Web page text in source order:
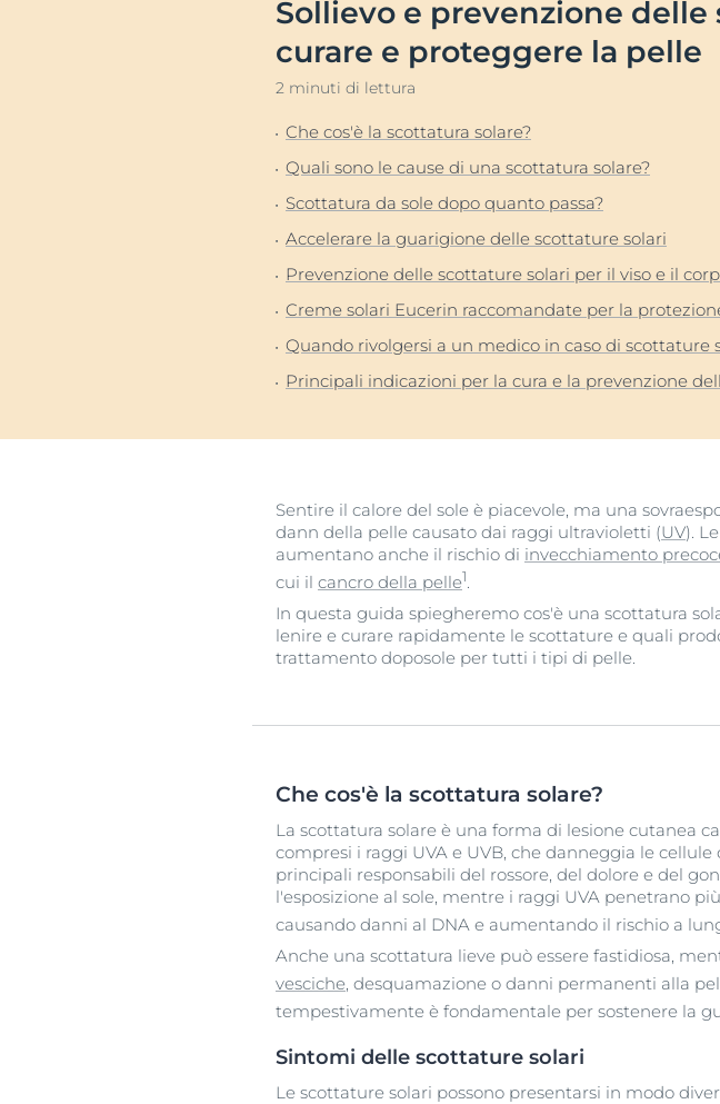
Pelle Ipersensibile
Pelle Irritata
Problemi di cute e capelli
Pelle sensibile
Protezione solare
Sudorazione
Iperpigmentazione
Eucerin Anti-Pigment
Compra online
Pelle grassa a tendenza
DermoPure Clinical
DERMOPURE
5.078
Sollievo e prevenzione
curare e proteggere la pelle
2 minuti di lettura
Che cos'è la scottatura solare?
Quali sono le cause di una scottatura solare?
Scottatura da sole dopo quanto passa?
Accelerare la guarigione delle scottature solari
Prevenzione delle scottature solari per il viso e il
Creme solari Eucerin raccomandate per la
Quando rivolgersi a un medico in caso di scottature
Principali indicazioni per la cura e la prevenzione
Sentire il calore del sole è piacevole, ma una
dann della pelle causato dai raggi ultravioletti (UV).
aumentano anche il rischio di invecchiamento
cui il cancro della pelle1.
In questa guida spiegheremo cos'è una scottatura
lenire e curare rapidamente le scottature e quali
trattamento doposole per tutti i tipi di pelle.
Che cos'è la scottatura solare?
La scottatura solare è una forma di lesione cutanea
compresi i raggi UVA e UVB, che danneggia le
principali responsabili del rossore, del dolore e del
l'esposizione al sole, mentre i raggi UVA penetrano
causando danni al DNA e aumentando il rischio a
Anche una scottatura lieve può essere fastidiosa,
vesciche, desquamazione o danni permanenti alla
tempestivamente è fondamentale per sostenere la
Sintomi delle scottature solari
Le scottature solari possono presentarsi in modo